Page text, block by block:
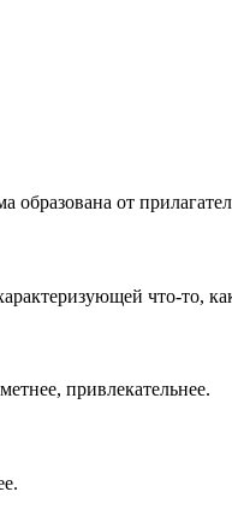
образована от
что-то,
привлекательнее.